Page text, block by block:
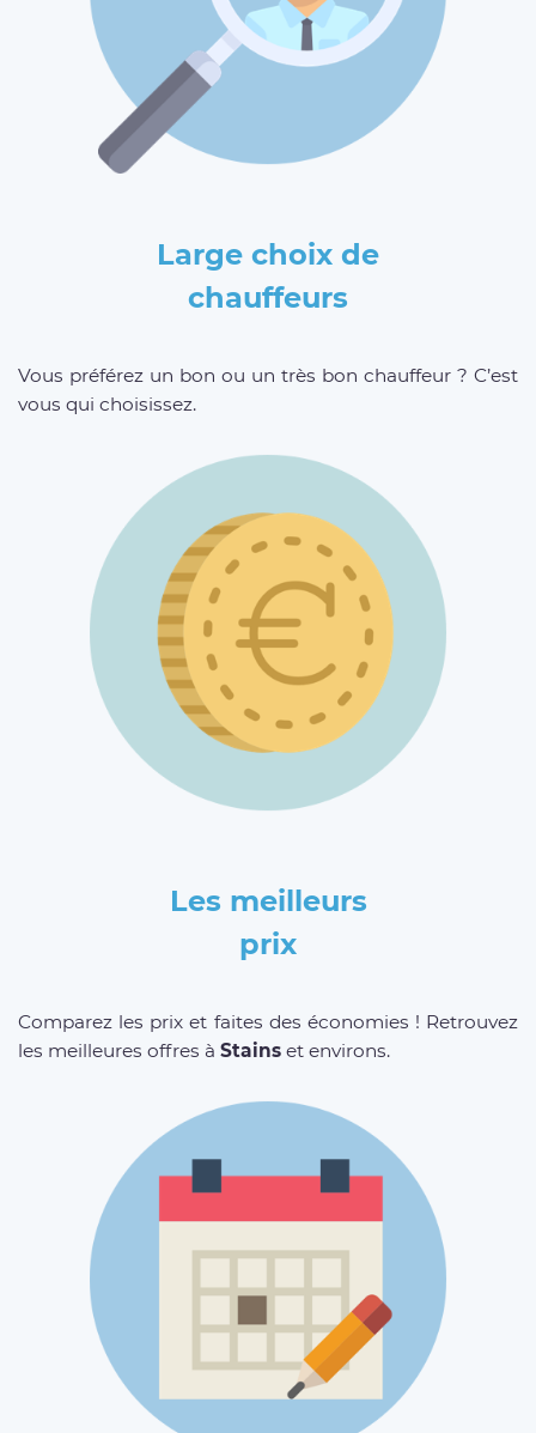
Large choix de
chauffeurs
Vous préférez un bon ou un très bon chauffeur ? C’est
vous qui choisissez.
Les meilleurs
prix
Comparez les prix et faites des économies ! Retrouvez
les meilleures offres à Stains et environs.